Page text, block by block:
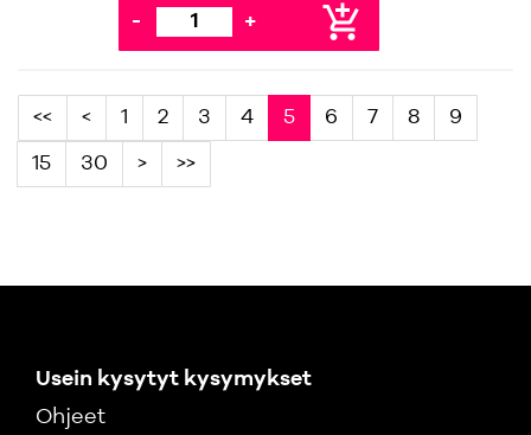
- + add_shopping_cart
<< < 1 2 3 4 5 6 7 8 9
15 30 > >>
Usein kysytyt kysymykset
Ohjeet